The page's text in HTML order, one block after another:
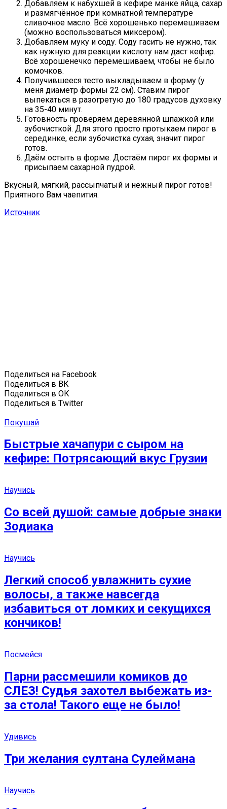
Добавляем к набухшей в кефире манке яйца, сахар
и размягчённое при комнатной температуре
сливочное масло. Всё хорошенько перемешиваем
(можно воспользоваться миксером).
Добавляем муку и соду. Соду гасить не нужно, так
как нужную для реакции кислоту нам даст кефир.
Всё хорошенечко перемешиваем, чтобы не было
комочков.
Получившееся тесто выкладываем в форму (у
меня диаметр формы 22 см). Ставим пирог
выпекаться в разогретую до 180 градусов духовку
на 35-40 минут.
Готовность проверяем деревянной шпажкой или
зубочисткой. Для этого просто протыкаем пирог в
серединке, если зубочистка сухая, значит пирог
готов.
Даём остыть в форме. Достаём пирог их формы и
присыпаем сахарной пудрой.
Вкусный, мягкий, рассыпчатый и нежный пирог готов!
Приятного Вам чаепития.
Источник
Поделиться на Facebook
Поделиться в ВК
Поделиться в ОК
Поделиться в Twitter
Покушай
Быстрые хачапури с сыром на
кефире: Потрясающий вкус Грузии
Научись
Со всей душой: самые добрые знаки
Зодиака
Научись
Легкий способ увлажнить сухие
волосы, а также навсегда
избавиться от ломких и секущихся
кончиков!
Посмейся
Парни рассмешили комиков до
СЛЕЗ! Судья захотел выбежать из-
за стола! Такого еще не было!
Удивись
Три желания султана Сулеймана
Научись